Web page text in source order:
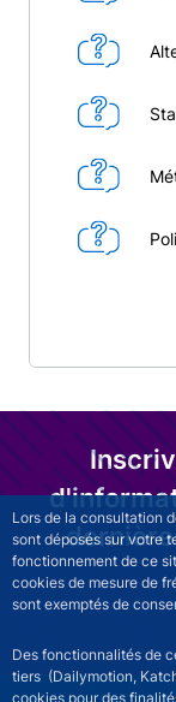
Lors de la consultation
sont déposés sur votre
fonctionnement de ce
cookies de mesure de
sont exemptés de
Des fonctionnalités de
tiers (Dailymotion,
cookies pour des